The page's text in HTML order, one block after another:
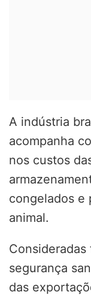
A indústria
acompanha
nos custos
congelados e
animal.
segurança
das